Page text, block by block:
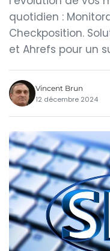
quotidien :
Checkposition.
et Ahrefs pour un
Vincent Brun
12 décembre 2024